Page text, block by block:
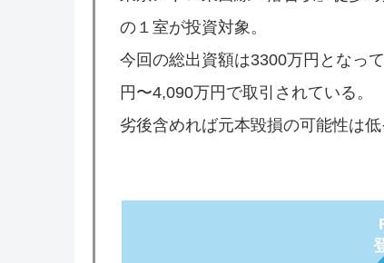
の１室が投資対象。
今回の総出資額は3300万円となっ
円〜4,090万円で取引されている。
劣後含めれば元本毀損の可能性は低